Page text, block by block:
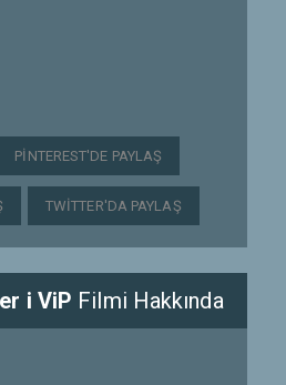
PINTEREST'DE PAYLAŞ
TWITTER'DA PAYLAŞ
i ViP Filmi Hakkında